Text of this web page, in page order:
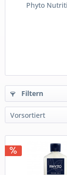
Phyto
Filtern